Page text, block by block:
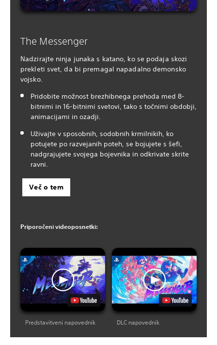
The Messenger
Nadzirajte ninja junaka s katano, ko se podaja skozi
prekleti svet, da bi premagal napadalno demonsko
vojsko.
Pridobite možnost brezhibnega prehoda med 8-
bitnimi in 16-bitnimi svetovi, tako s točnimi obdobji,
animacijami in ozadji.
Uživajte v sposobnih, sodobnih krmilnikih, ko
potujete po razvejanih poteh, se bojujete s šefi,
nadgrajujete svojega bojevnika in odkrivate skrite
ravni.
Več o tem
Priporočeni videoposnetki:
Predstavitveni napovednik DLC napovednik